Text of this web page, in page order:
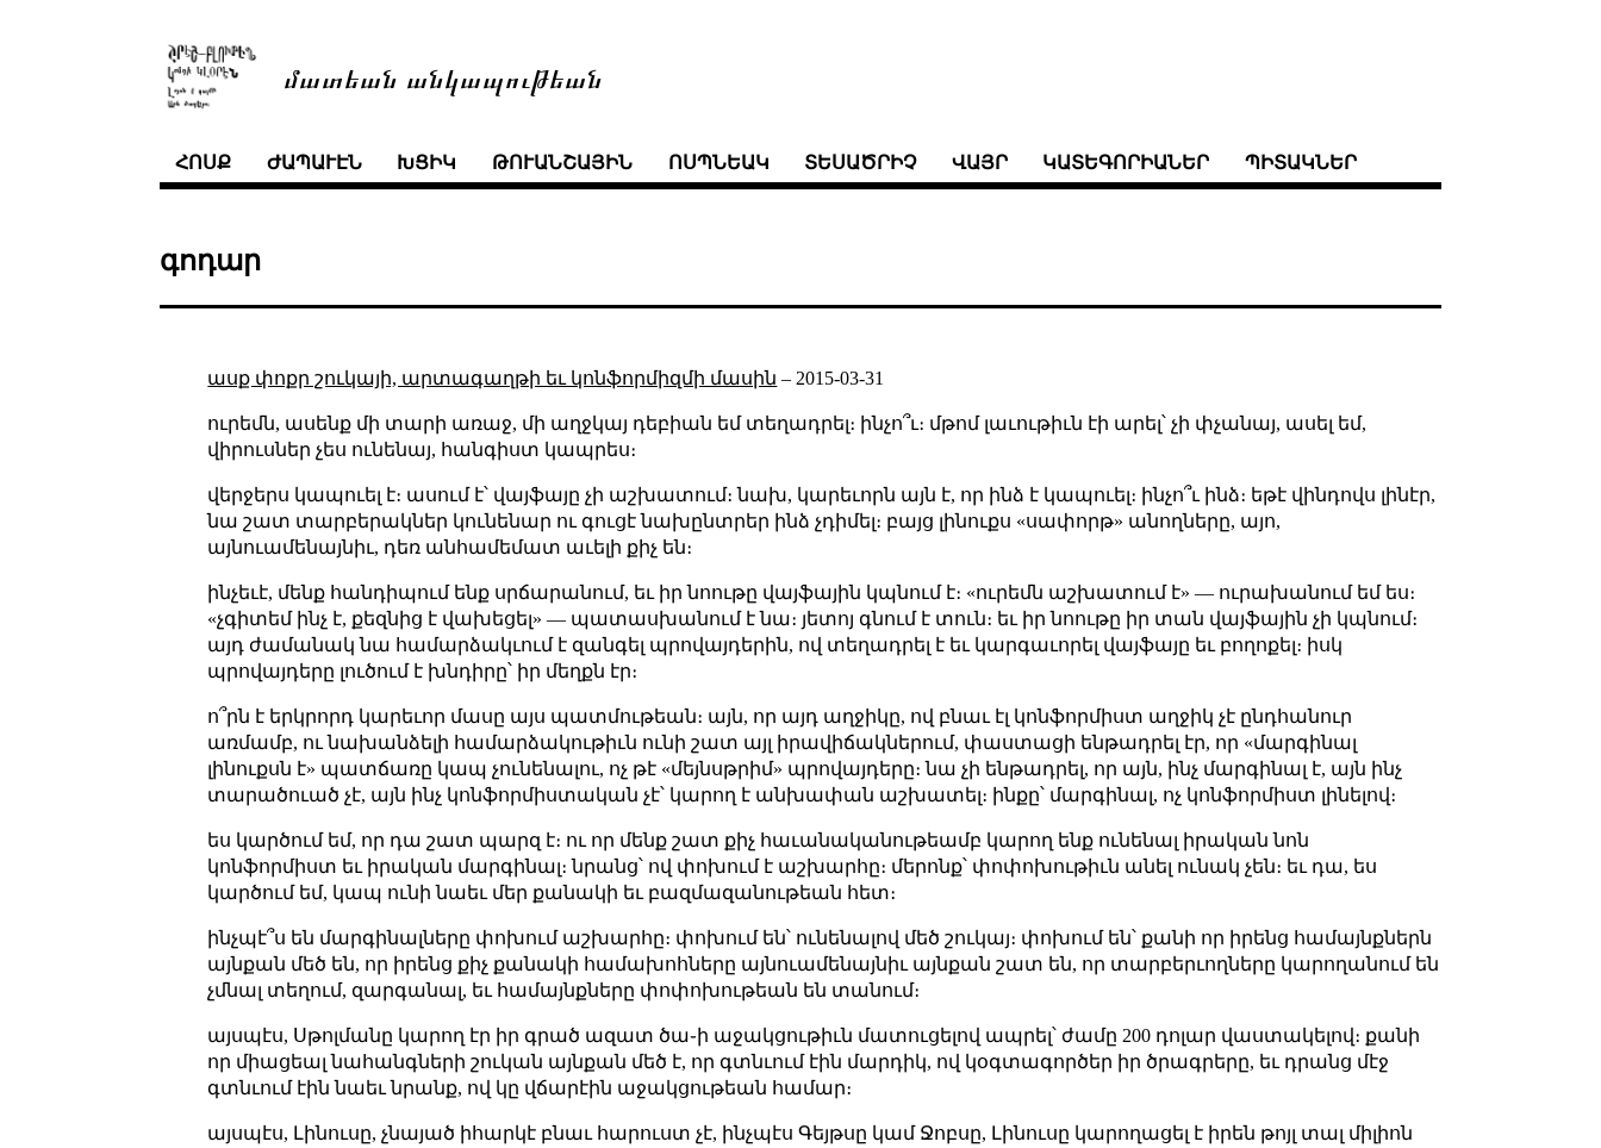
մատեան անկապութեան
ՀՈՍՔ ԺԱՊԱՒԷՆ ԽՑԻԿ ԹՈՒԱՆՇԱՅԻՆ ՈՍՊՆԵԱԿ ՏԵՍԱԾՐԻՉ ՎԱՅՐ ԿԱՏԵԳՈՐԻԱՆԵՐ ՊԻՏԱԿՆԵՐ
գոդար
ասք փոքր շուկայի, արտագաղթի եւ կոնֆորմիզմի մասին – 2015-03-31
ուրեմն, ասենք մի տարի առաջ, մի աղջկայ դեբիան եմ տեղադրել։ ինչո՞ւ։ մթոմ լաւութիւն էի արել՝ չի փչանայ, ասել եմ,
վիրուսներ չես ունենայ, հանգիստ կապրես։
վերջերս կապուել է։ ասում է՝ վայֆայը չի աշխատում։ նախ, կարեւորն այն է, որ ինձ է կապուել։ ինչո՞ւ ինձ։ եթէ վինդովս լինէր,
նա շատ տարբերակներ կունենար ու գուցէ նախընտրեր ինձ չդիմել։ բայց լինուքս «սափորթ» անողները, այո,
այնուամենայնիւ, դեռ անհամեմատ աւելի քիչ են։
ինչեւէ, մենք հանդիպում ենք սրճարանում, եւ իր նոութը վայֆային կպնում է։ «ուրեմն աշխատում է» — ուրախանում եմ ես։
«չգիտեմ ինչ է, քեզնից է վախեցել» — պատասխանում է նա։ յետոյ գնում է տուն։ եւ իր նոութը իր տան վայֆային չի կպնում։
այդ ժամանակ նա համարձակւում է զանգել պրովայդերին, ով տեղադրել է եւ կարգաւորել վայֆայը եւ բողոքել։ իսկ
պրովայդերը լուծում է խնդիրը՝ իր մեղքն էր։
ո՞րն է երկրորդ կարեւոր մասը այս պատմութեան։ այն, որ այդ աղջիկը, ով բնաւ էլ կոնֆորմիստ աղջիկ չէ ընդհանուր
առմամբ, ու նախանձելի համարձակութիւն ունի շատ այլ իրավիճակներում, փաստացի ենթադրել էր, որ «մարգինալ
լինուքսն է» պատճառը կապ չունենալու, ոչ թէ «մեյնսթրիմ» պրովայդերը։ նա չի ենթադրել, որ այն, ինչ մարգինալ է, այն ինչ
տարածուած չէ, այն ինչ կոնֆորմիստական չէ՝ կարող է անխափան աշխատել։ ինքը՝ մարգինալ, ոչ կոնֆորմիստ լինելով։
ես կարծում եմ, որ դա շատ պարզ է։ ու որ մենք շատ քիչ հաւանականութեամբ կարող ենք ունենալ իրական նոն
կոնֆորմիստ եւ իրական մարգինալ։ նրանց՝ ով փոխում է աշխարհը։ մերոնք՝ փոփոխութիւն անել ունակ չեն։ եւ դա, ես
կարծում եմ, կապ ունի նաեւ մեր քանակի եւ բազմազանութեան հետ։
ինչպէ՞ս են մարգինալները փոխում աշխարհը։ փոխում են՝ ունենալով մեծ շուկայ։ փոխում են՝ քանի որ իրենց համայնքներն
այնքան մեծ են, որ իրենց քիչ քանակի համախոհները այնուամենայնիւ այնքան շատ են, որ տարբերւողները կարողանում են
չմնալ տեղում, զարգանալ, եւ համայնքները փոփոխութեան են տանում։
այսպէս, Սթոլմանը կարող էր իր գրած ազատ ծա֊ի աջակցութիւն մատուցելով ապրել՝ ժամը 200 դոլար վաստակելով։ քանի
որ միացեալ նահանգների շուկան այնքան մեծ է, որ գտնւում էին մարդիկ, ով կօգտագործեր իր ծրագրերը, եւ դրանց մէջ
գտնւում էին նաեւ նրանք, ով կը վճարէին աջակցութեան համար։
այսպէս, Լինուսը, չնայած իհարկէ բնաւ հարուստ չէ, ինչպէս Գեյթսը կամ Ջոբսը, Լինուսը կարողացել է իրեն թոյլ տալ միլիոն